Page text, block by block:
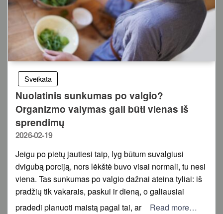
Sveikata
Nuolatinis sunkumas po valgio?
Organizmo valymas gali būti vienas iš
sprendimų
Posted
2026-02-19
Jeigu po pietų jautiesi taip, lyg būtum suvalgiusi
dvigubą porciją, nors lėkštė buvo visai normali, tu nesi
viena. Tas sunkumas po valgio dažnai ateina tyliai: iš
pradžių tik vakarais, paskui ir dieną, o galiausiai
pradedi planuoti maistą pagal tai, ar
Read more…